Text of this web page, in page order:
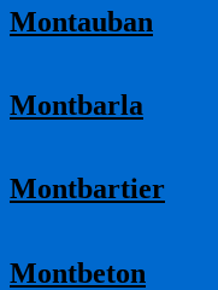
Montauban
Montbarla
Montbartier
Montbeton